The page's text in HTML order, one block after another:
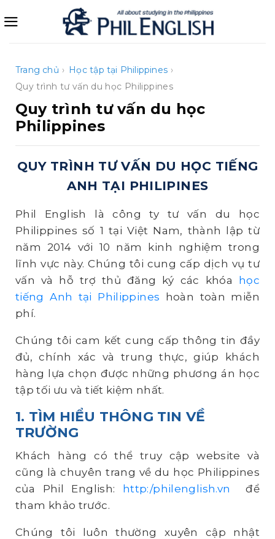
qua
Trang chủ › Học tập tại Philippines ›
Quy trình tư vấn du học Philippines
Quy trình tư vấn du học
Philippines
QUY TRÌNH TƯ VẤN DU HỌC TIẾNG
ANH TẠI PHILIPINES
Phil English là công ty tư vấn du học
Philippines số 1 tại Việt Nam, thành lập từ
năm 2014 với 10 năm kinh nghiệm trong
lĩnh vực này. Chúng tôi cung cấp dịch vụ tư
vấn và hỗ trợ thủ đăng ký các khóa
học
tiếng Anh tại Philippines hoàn toàn miễn
phí.
Chúng tôi cam kết cung cấp thông tin đầy
đủ, chính xác và trung thực, giúp khách
hàng lựa chọn được những phương án học
tập tối ưu và tiết kiệm nhất.
1. TÌM HIỂU THÔNG TIN VỀ
TRƯỜNG
Khách hàng có thể truy cập website và
cũng là chuyên trang về du học Philippines
của Phil English:
http:/philenglish.vn
để
tham khảo trước.
Chúng tôi luôn thường xuyên cập nhật